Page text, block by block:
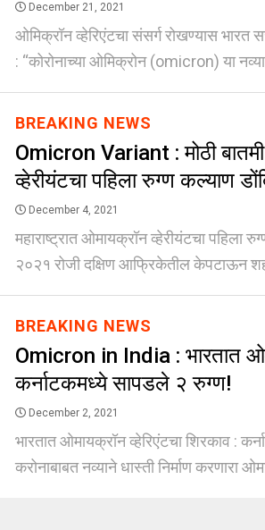
December 21, 2021
ओमिक्रॉन व्हेरिएंटचा संसर्ग रोखण्यास भारत
: ‘‘कोरोनाच्या ओमिक्रोन (omicron) या
BREAKING NEWS
Omicron Variant : मोठी बातमी
व्हेरीयंटचा पहिला रुग्ण कल्याण
December 4, 2021
महाराष्ट्रात ओमायक्रॉन व्हेरीयंटचा पहिला
२०२१ रोजी दक्षिण आफ्रिकेतील केपटाऊन
BREAKING NEWS
Omicron in India : भारतात
कर्नाटकमध्ये सापडले २ रुग्ण!
December 2, 2021
भारतात ओमायक्रॉन व्हेरिएंटचा शिरकाव :
करोनाबाबत नव्याने धास्ती निर्माण करणारा